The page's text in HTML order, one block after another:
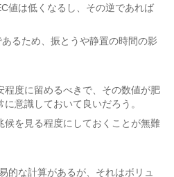
値は低くなるし、その逆であれば
るため、振とうや静置の時間の影
度に留めるべきで、その数値が肥
意識しておいて良いだろう。
を見る程度にしておくことが無難
的な計算があるが、それはボリュ